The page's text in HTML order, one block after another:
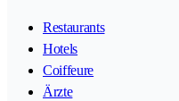
Restaurants
Hotels
Coiffeure
Ärzte